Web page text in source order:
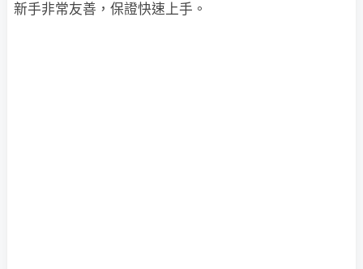
新手非常友善，保證快速上手。